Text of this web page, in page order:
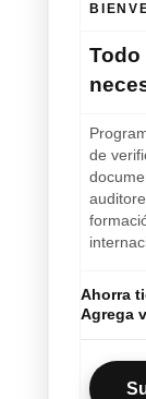
Todo
de
Ahorra
Agrega